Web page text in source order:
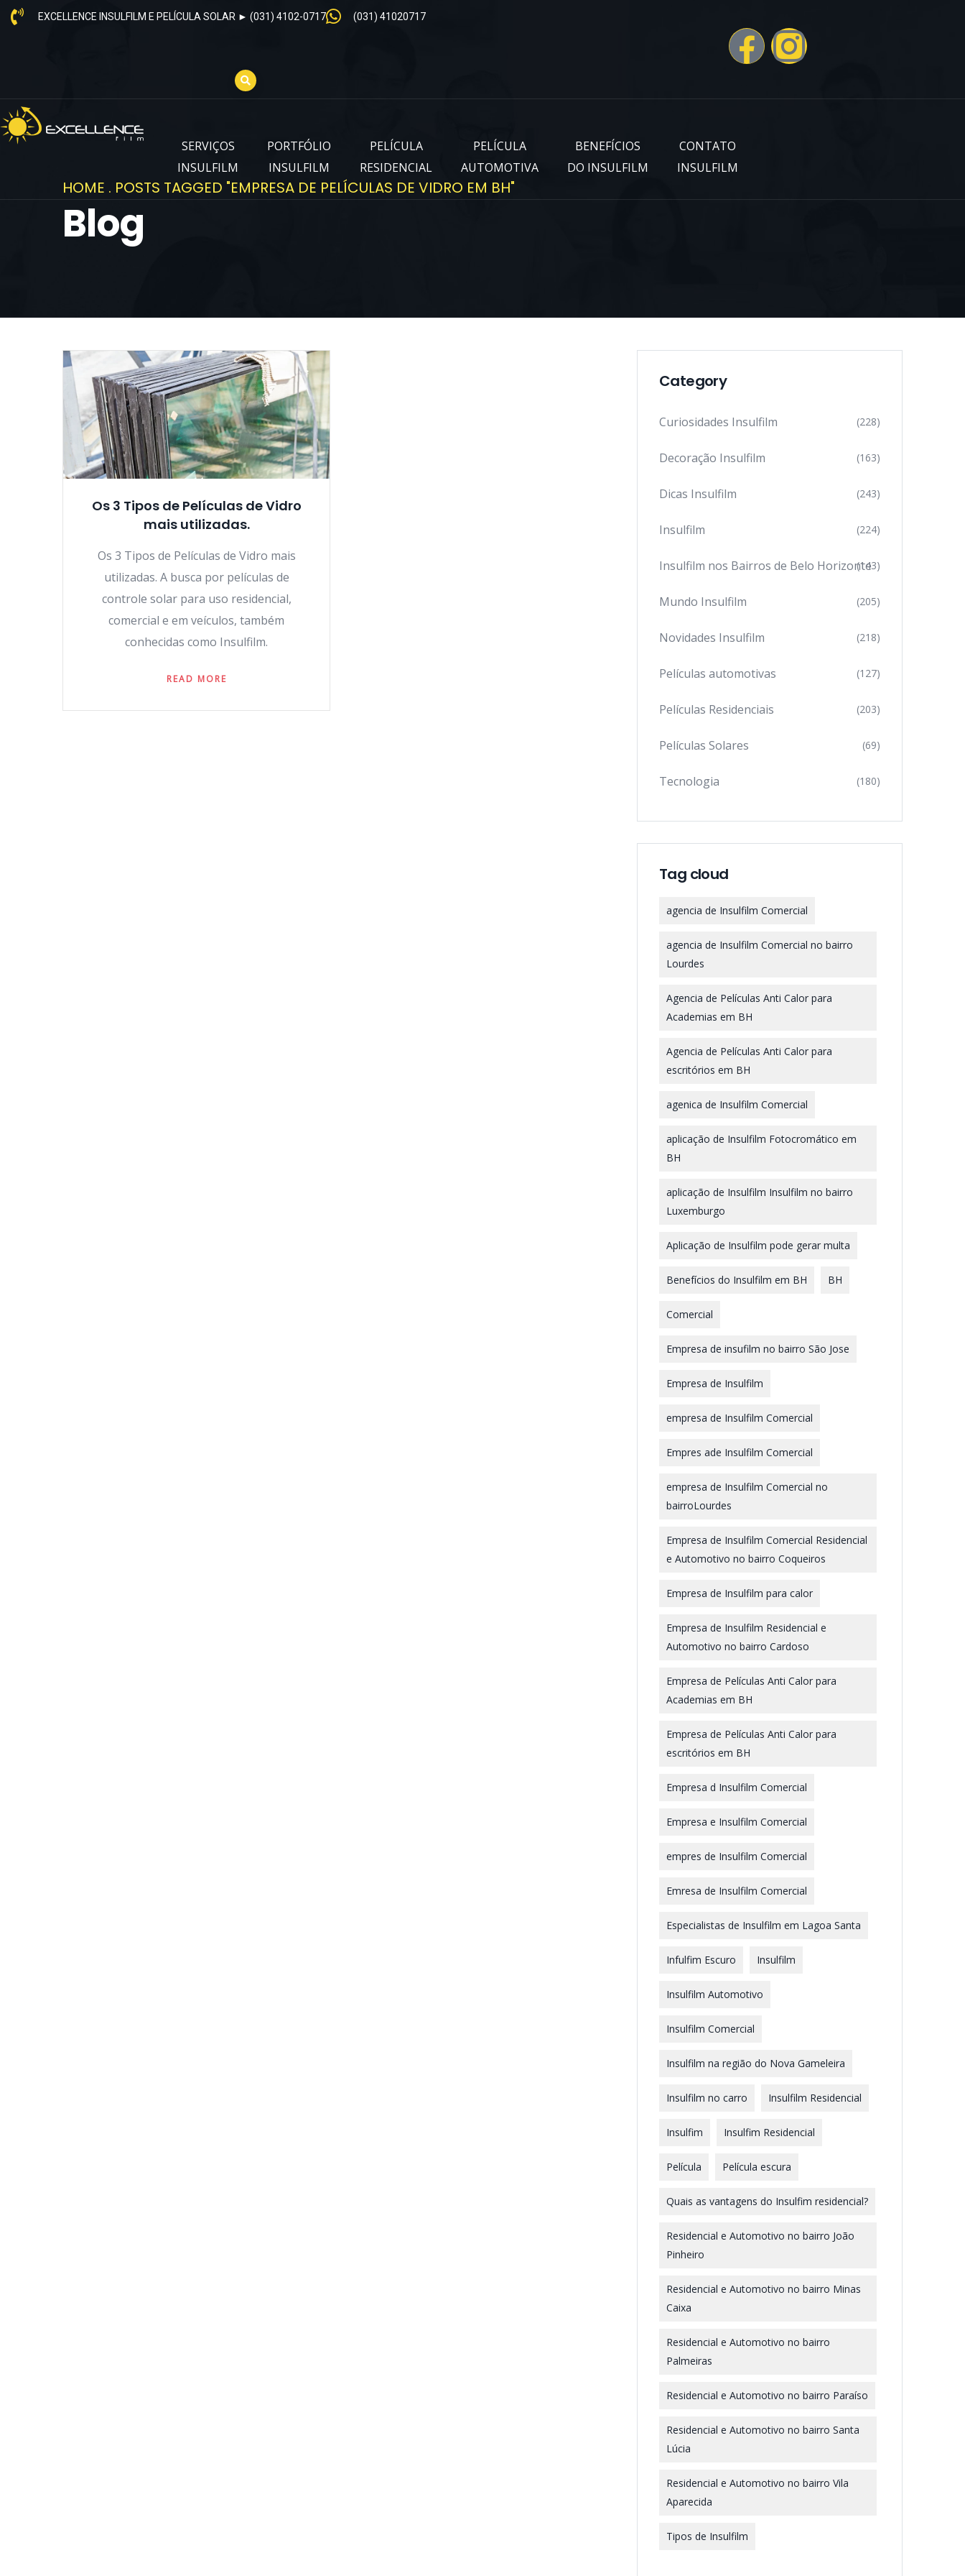
EXCELLENCE INSULFILM E PELÍCULA SOLAR ► (031) 4102-0717 (031) 41020717
SERVIÇOS
INSULFILM
PORTFÓLIO
INSULFILM
PELÍCULA
RESIDENCIAL
PELÍCULA
AUTOMOTIVA
BENEFÍCIOS
DO INSULFILM
CONTATO
INSULFILM
HOME . POSTS TAGGED "EMPRESA DE PELÍCULAS DE VIDRO EM BH"
Blog
Os 3 Tipos de Películas de Vidro
mais utilizadas.
Os 3 Tipos de Películas de Vidro mais
utilizadas. A busca por películas de
controle solar para uso residencial,
comercial e em veículos, também
conhecidas como Insulfilm.
READ MORE
Category
Curiosidades Insulfilm (228)
Decoração Insulfilm (163)
Dicas Insulfilm (243)
Insulfilm (224)
Insulfilm nos Bairros de Belo Horizonte
(143)
Mundo Insulfilm (205)
Novidades Insulfilm (218)
Películas automotivas (127)
Películas Residenciais (203)
Películas Solares (69)
Tecnologia (180)
Tag cloud
agencia de Insulfilm Comercial
agencia de Insulfilm Comercial no bairro
Lourdes
Agencia de Películas Anti Calor para
Academias em BH
Agencia de Películas Anti Calor para
escritórios em BH
agenica de Insulfilm Comercial
aplicação de Insulfilm Fotocromático em
BH
aplicação de Insulfilm Insulfilm no bairro
Luxemburgo
Aplicação de Insulfilm pode gerar multa
Benefícios do Insulfilm em BH BH
Comercial
Empresa de insufilm no bairro São Jose
Empresa de Insulfilm
empresa de Insulfilm Comercial
Empres ade Insulfilm Comercial
empresa de Insulfilm Comercial no
bairroLourdes
Empresa de Insulfilm Comercial Residencial
e Automotivo no bairro Coqueiros
Empresa de Insulfilm para calor
Empresa de Insulfilm Residencial e
Automotivo no bairro Cardoso
Empresa de Películas Anti Calor para
Academias em BH
Empresa de Películas Anti Calor para
escritórios em BH
Empresa d Insulfilm Comercial
Empresa e Insulfilm Comercial
empres de Insulfilm Comercial
Emresa de Insulfilm Comercial
Especialistas de Insulfilm em Lagoa Santa
Infulfim Escuro Insulfilm
Insulfilm Automotivo
Insulfilm Comercial
Insulfilm na região do Nova Gameleira
Insulfilm no carro Insulfilm Residencial
Insulfim Insulfim Residencial
Película Película escura
Quais as vantagens do Insulfim residencial?
Residencial e Automotivo no bairro João
Pinheiro
Residencial e Automotivo no bairro Minas
Caixa
Residencial e Automotivo no bairro
Palmeiras
Residencial e Automotivo no bairro Paraíso
Residencial e Automotivo no bairro Santa
Lúcia
Residencial e Automotivo no bairro Vila
Aparecida
Tipos de Insulfilm